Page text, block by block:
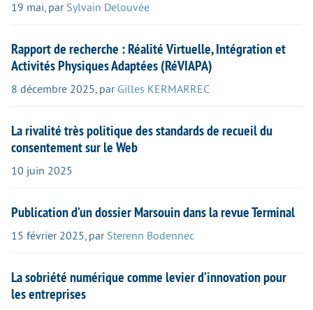
19 mai, par Sylvain Delouvée
Rapport de recherche : Réalité Virtuelle, Intégration et
Activités Physiques Adaptées (RéVIAPA)
8 décembre 2025, par Gilles KERMARREC
La rivalité très politique des standards de recueil du
consentement sur le Web
10 juin 2025
Publication d’un dossier Marsouin dans la revue Terminal
15 février 2025, par Sterenn Bodennec
La sobriété numérique comme levier d’innovation pour
les entreprises